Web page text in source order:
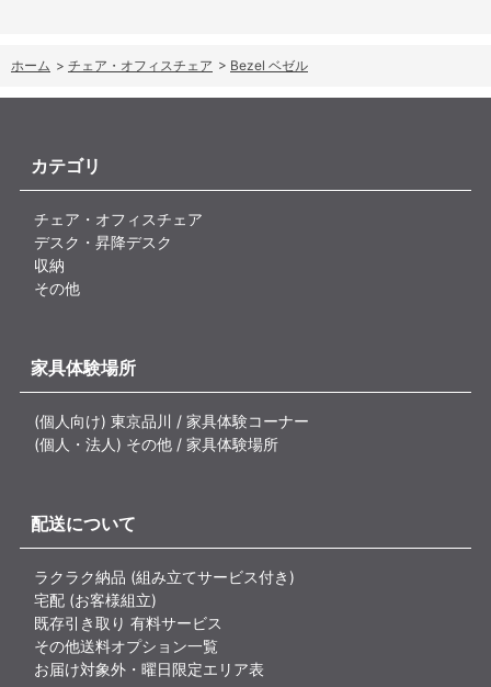
ホーム > チェア・オフィスチェア > Bezel ベゼル
カテゴリ
チェア・オフィスチェア
デスク・昇降デスク
収納
その他
家具体験場所
(個人向け) 東京品川 / 家具体験コーナー
(個人・法人) その他 / 家具体験場所
配送について
ラクラク納品 (組み立てサービス付き)
宅配 (お客様組立)
既存引き取り 有料サービス
その他送料オプション一覧
お届け対象外・曜日限定エリア表